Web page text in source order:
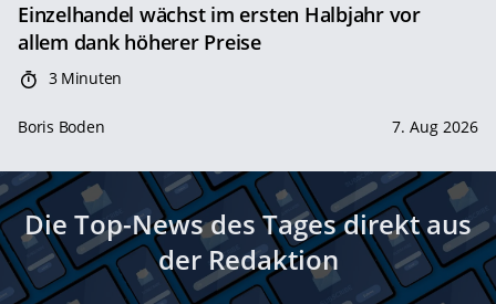
Einzelhandel wächst im ersten Halbjahr vor
allem dank höherer Preise
3 Minuten
Boris Boden 7. Aug 2026
Die Top-News des Tages direkt aus
der Redaktion